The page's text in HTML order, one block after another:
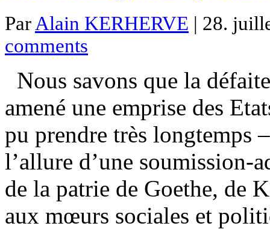
Par Alain KERHERVE | 28.
comments
Nous savons que la
amené une emprise des
pu prendre très longtemps
l’allure d’une soumission-
de la patrie de Goethe, de
aux mœurs sociales et